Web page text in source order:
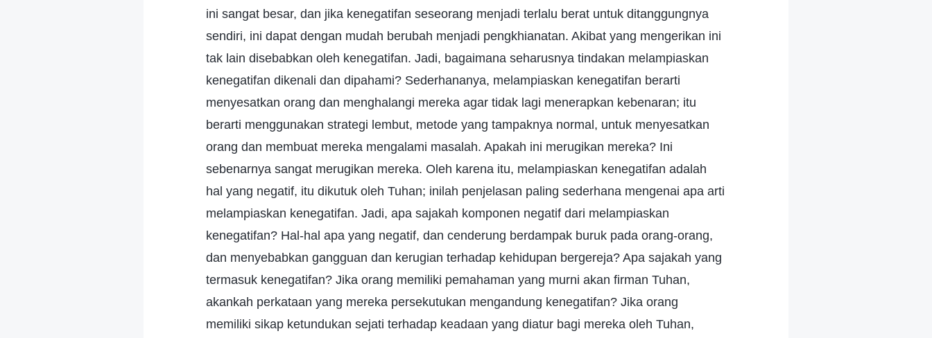
ini sangat besar, dan jika kenegatifan seseorang menjadi terlalu berat untuk ditanggungnya
sendiri, ini dapat dengan mudah berubah menjadi pengkhianatan. Akibat yang mengerikan ini
tak lain disebabkan oleh kenegatifan. Jadi, bagaimana seharusnya tindakan melampiaskan
kenegatifan dikenali dan dipahami? Sederhananya, melampiaskan kenegatifan berarti
menyesatkan orang dan menghalangi mereka agar tidak lagi menerapkan kebenaran; itu
berarti menggunakan strategi lembut, metode yang tampaknya normal, untuk menyesatkan
orang dan membuat mereka mengalami masalah. Apakah ini merugikan mereka? Ini
sebenarnya sangat merugikan mereka. Oleh karena itu, melampiaskan kenegatifan adalah
hal yang negatif, itu dikutuk oleh Tuhan; inilah penjelasan paling sederhana mengenai apa arti
melampiaskan kenegatifan. Jadi, apa sajakah komponen negatif dari melampiaskan
kenegatifan? Hal-hal apa yang negatif, dan cenderung berdampak buruk pada orang-orang,
dan menyebabkan gangguan dan kerugian terhadap kehidupan bergereja? Apa sajakah yang
termasuk kenegatifan? Jika orang memiliki pemahaman yang murni akan firman Tuhan,
akankah perkataan yang mereka persekutukan mengandung kenegatifan? Jika orang
memiliki sikap ketundukan sejati terhadap keadaan yang diatur bagi mereka oleh Tuhan,